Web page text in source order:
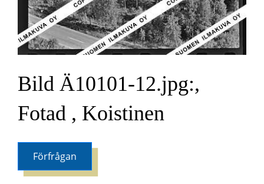
Bild Ä10101-12.jpg:,
Fotad , Koistinen
Förfrågan